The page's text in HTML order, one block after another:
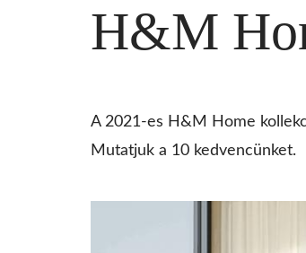
H&M
A 2021-es H&M Home
Mutatjuk a 10 kedvencünket.